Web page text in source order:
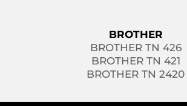
BROTHER
BROTHER TN 426
BROTHER TN 421
BROTHER TN 2420